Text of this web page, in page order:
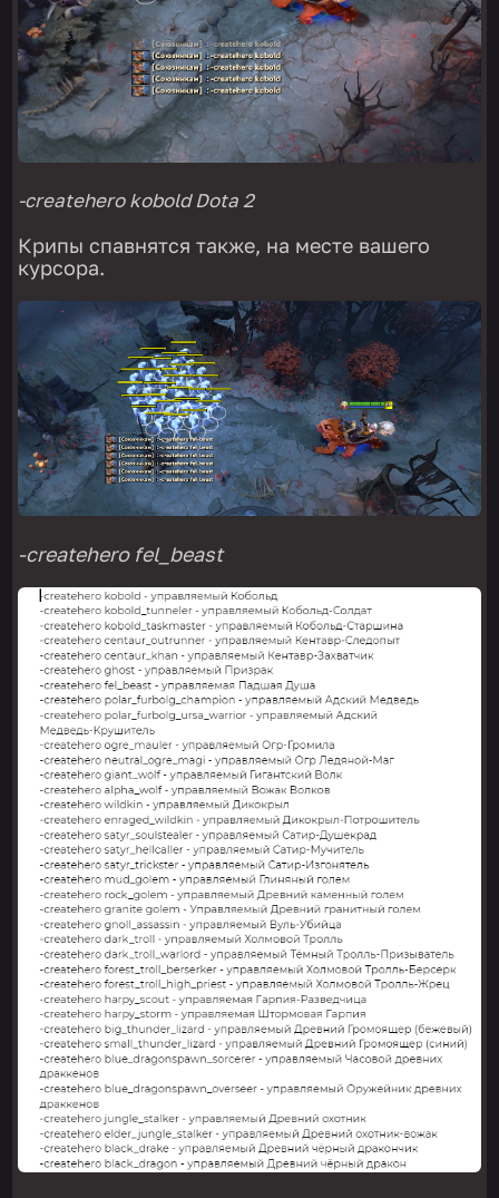
-createhero koboldDota 2
Крипы спавнятся также, на месте вашего
курсора.
-createhero fel_beast